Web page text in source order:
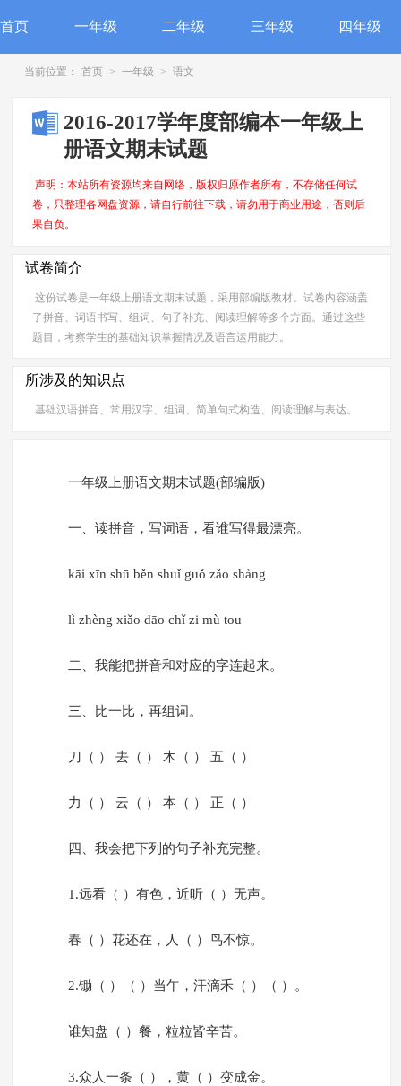
首页 一年级 二年级 三年级 四年级
当前位置： 首页 > 一年级 > 语文
2016-2017学年度部编本一年级上
册语文期末试题
声明：本站所有资源均来自网络，版权归原作者所有，不存储任何试
卷，只整理各网盘资源，请自行前往下载，请勿用于商业用途，否则后
果自负。
试卷简介
这份试卷是一年级上册语文期末试题，采用部编版教材。试卷内容涵盖
了拼音、词语书写、组词、句子补充、阅读理解等多个方面。通过这些
题目，考察学生的基础知识掌握情况及语言运用能力。
所涉及的知识点
基础汉语拼音、常用汉字、组词、简单句式构造、阅读理解与表达。
一年级上册语文期末试题(部编版)
一、读拼音，写词语，看谁写得最漂亮。
kāi xīn shū běn shuǐ guǒ zǎo shàng
lì zhèng xiǎo dāo chǐ zi mù tou
二、我能把拼音和对应的字连起来。
三、比一比，再组词。
刀（ ） 去（ ） 木（ ） 五（ ）
力（ ） 云（ ） 本（ ） 正（ ）
四、我会把下列的句子补充完整。
1.远看（ ）有色，近听（ ）无声。
春（ ）花还在，人（ ）鸟不惊。
2.锄（ ）（ ）当午，汗滴禾（ ）（ ）。
谁知盘（ ）餐，粒粒皆辛苦。
3.众人一条（ ），黄（ ）变成金。